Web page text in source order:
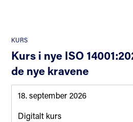
KURS
Kurs i nye ISO
de nye kravene
18. september 2026
Digitalt kurs